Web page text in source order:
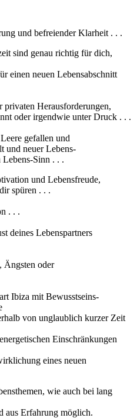
und befreiender Klarheit . . .
sind genau richtig für dich,
einen neuen Lebensabschnitt
privaten Herausforderungen,
oder irgendwie unter Druck . . .
gefallen und
und neuer Lebens-
Sinn . . .
und Lebensfreude,
spüren . . .
. . .
deines Lebenspartners
Ängsten oder
Ibiza mit Bewusstseins-
von unglaublich kurzer Zeit
Einschränkungen
eines neuen
wie auch bei lang
aus Erfahrung möglich.